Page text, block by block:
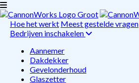
Hoe het werkt Meest gestelde vragen
Bedrijven inschakelen
Aannemer
Dakdekker
Gevelonderhoud
Glaszetter